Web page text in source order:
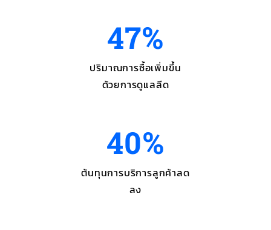
47%
ปริมาณการซื้อเพิ่มขึ้น
ด้วยการดูแลลีด
40%
ต้นทุนการบริการลูกค้าลด
ลง